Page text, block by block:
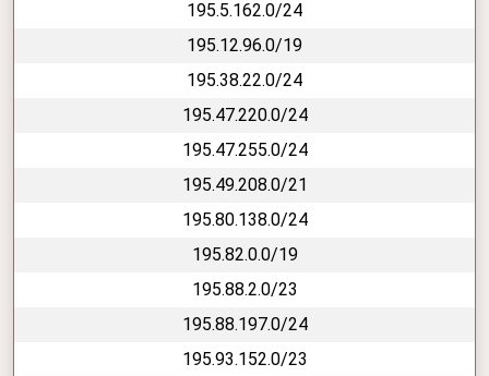
195.5.162.0/24
195.12.96.0/19
195.38.22.0/24
195.47.220.0/24
195.47.255.0/24
195.49.208.0/21
195.80.138.0/24
195.82.0.0/19
195.88.2.0/23
195.88.197.0/24
195.93.152.0/23